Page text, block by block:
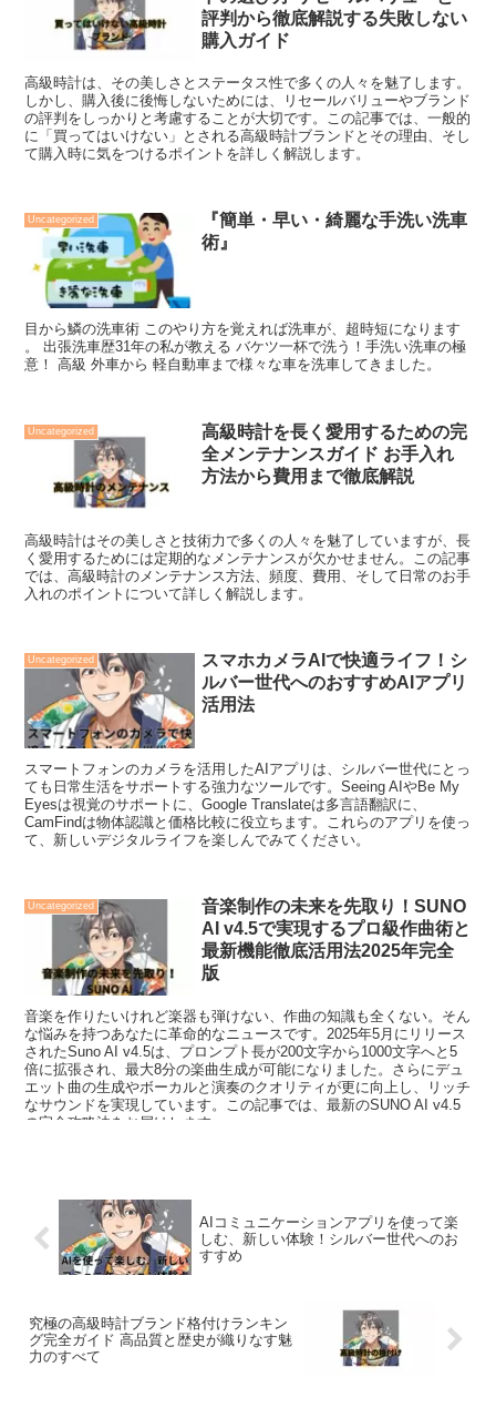
評判から徹底解説する失敗しない
購入ガイド
高級時計は、その美しさとステータス性で多くの人々を魅了します。
しかし、購入後に後悔しないためには、リセールバリューやブランド
の評判をしっかりと考慮することが大切です。この記事では、一般的
に「買ってはいけない」とされる高級時計ブランドとその理由、そし
て購入時に気をつけるポイントを詳しく解説します。
Uncategorized
『簡単・早い・綺麗な手洗い洗車
術』
目から鱗の洗車術 このやり方を覚えれば洗車が、超時短になります
。 出張洗車歴31年の私が教える バケツ一杯で洗う！手洗い洗車の極
意！ 高級 外車から 軽自動車まで様々な車を洗車してきました。
Uncategorized
高級時計を長く愛用するための完
全メンテナンスガイド お手入れ
方法から費用まで徹底解説
高級時計はその美しさと技術力で多くの人々を魅了していますが、長
く愛用するためには定期的なメンテナンスが欠かせません。この記事
では、高級時計のメンテナンス方法、頻度、費用、そして日常のお手
入れのポイントについて詳しく解説します。
Uncategorized
スマホカメラAIで快適ライフ！シ
ルバー世代へのおすすめAIアプリ
活用法
スマートフォンのカメラを活用したAIアプリは、シルバー世代にとっ
ても日常生活をサポートする強力なツールです。Seeing AIやBe My
Eyesは視覚のサポートに、Google Translateは多言語翻訳に、
CamFindは物体認識と価格比較に役立ちます。これらのアプリを使っ
て、新しいデジタルライフを楽しんでみてください。
Uncategorized
音楽制作の未来を先取り！SUNO
AI v4.5で実現するプロ級作曲術と
最新機能徹底活用法2025年完全
版
音楽を作りたいけれど楽器も弾けない、作曲の知識も全くない。そん
な悩みを持つあなたに革命的なニュースです。2025年5月にリリース
されたSuno AI v4.5は、プロンプト長が200文字から1000文字へと5
倍に拡張され、最大8分の楽曲生成が可能になりました。さらにデュ
エット曲の生成やボーカルと演奏のクオリティが更に向上し、リッチ
なサウンドを実現しています。この記事では、最新のSUNO AI v4.5
の完全攻略法をお届けします。
AIコミュニケーションアプリを使って楽
しむ、新しい体験！シルバー世代へのお
すすめ
究極の高級時計ブランド格付けランキン
グ完全ガイド 高品質と歴史が織りなす魅
力のすべて